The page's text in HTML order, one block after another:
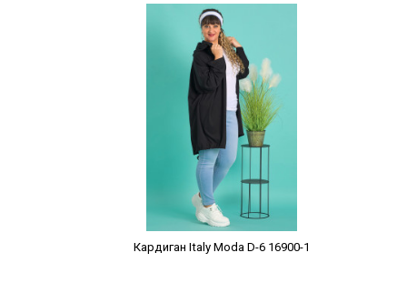
Наклейки Варіант з %
Кардиган Italy Moda D-6 16900-1